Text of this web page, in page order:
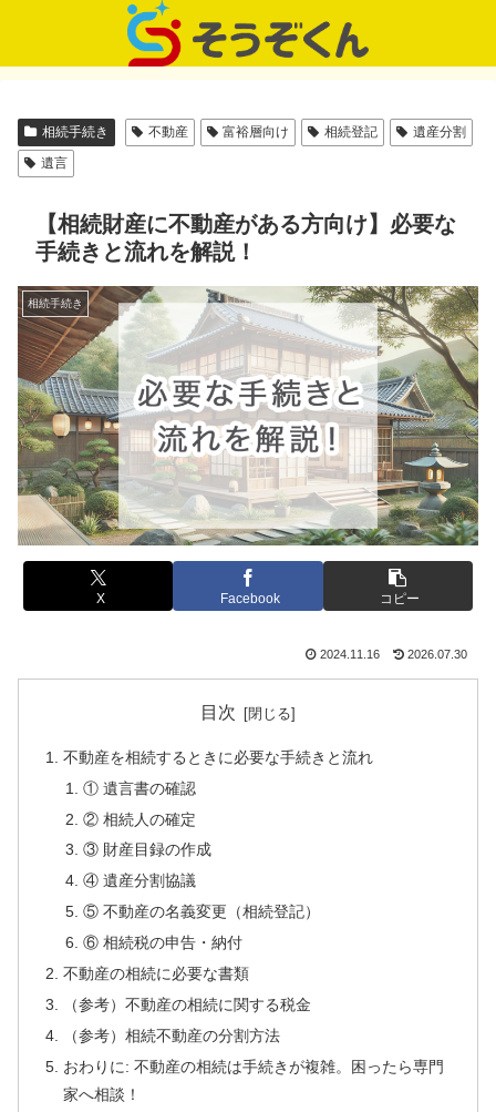
相続手続き 不動産 富裕層向け 相続登記
遺産分割
遺言
【相続財産に不動産がある方向け】必要な
手続きと流れを解説！
相続手続き
X Facebook コピー
2024.11.16 2026.07.30
目次
不動産を相続するときに必要な手続きと流れ
① 遺言書の確認
② 相続人の確定
③ 財産目録の作成
④ 遺産分割協議
⑤ 不動産の名義変更（相続登記）
⑥ 相続税の申告・納付
不動産の相続に必要な書類
（参考）不動産の相続に関する税金
（参考）相続不動産の分割方法
おわりに: 不動産の相続は手続きが複雑。困ったら専門
家へ相談！